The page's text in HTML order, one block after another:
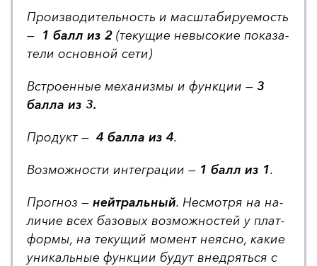
Про­из­во­ди­тель­ность и мас­шта­би­ру­емость
— 1 балл из 2 (те­ку­щие не­вы­со­кие по­ка­за­
те­ли ос­нов­ной се­ти)
Встро­ен­ные ме­ха­низ­мы и фун­кции — 3
бал­ла из 3.
Про­дукт — 4 бал­ла из 4.
Воз­мож­нос­ти ин­тег­ра­ции — 1 балл из 1.
Прог­ноз — ней­траль­ный. Нес­мот­ря на на­
ли­чие всех ба­зо­вых воз­мож­нос­тей у плат­
фор­мы, на те­ку­щий мо­мент не­яс­но, ка­кие
уни­каль­ные фун­кции бу­дут внед­рять­ся с